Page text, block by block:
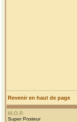
Revenir en haut de page
M.O.P.
Super Posteur